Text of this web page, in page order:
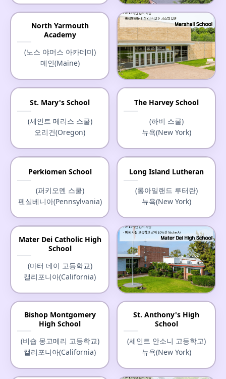
Christchurch School
(크라이스트처치 스쿨)
버지니아(Virginia)
North Yarmouth
Academy
(노스 야머스 아카데미)
메인(Maine)
미네소타(Minnesota)
St. Mary's School
(세인트 메리스 스쿨)
오리건(Oregon)
The Harvey School
(하비 스쿨)
뉴욕(New York)
Perkiomen School
(퍼키오멘 스쿨)
펜실베니아(Pennsylvania)
Long Island Lutheran
(롱아일랜드 루터란)
뉴욕(New York)
Mater Dei Catholic High
School
(마터 데이 고등학교)
캘리포니아(California)
(마터 데이 고등학교)
캘리포니아(California)
Bishop Montgomery
High School
(비숍 몽고메리 고등학교)
캘리포니아(California)
St. Anthony's High
School
(세인트 안소니 고등학교)
뉴욕(New York)